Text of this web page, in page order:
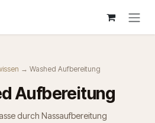
→ Washed Aufbereitung
Aufbereitung
durch Nassaufbereitung